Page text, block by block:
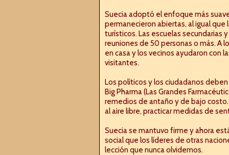
Suecia adoptó el enfoque más
permanecieron abiertas, al igual
turísticos. Las escuelas secundarias
reuniones de 50 personas o más. A
en casa y los vecinos ayudaron con
visitantes.
Los políticos y los ciudadanos
Big Pharma (Las Grandes
remedios de antaño y de bajo
al aire libre, practicar medidas de
Suecia se mantuvo firme y ahora
social que los líderes de otras
lección que nunca olvidemos.